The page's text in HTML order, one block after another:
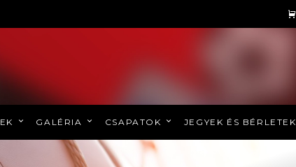
GALÉRIA CSAPATOK JEGYEK ÉS BÉRLETEK